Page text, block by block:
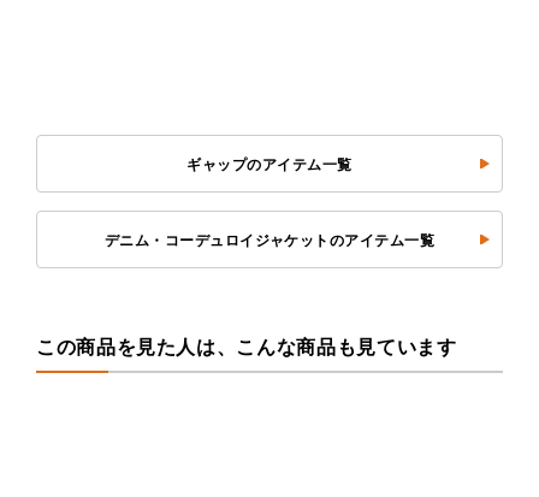
ギャップのアイテム一覧
デニム・コーデュロイジャケットのアイテム一覧
この商品を見た人は、こんな商品も見ています